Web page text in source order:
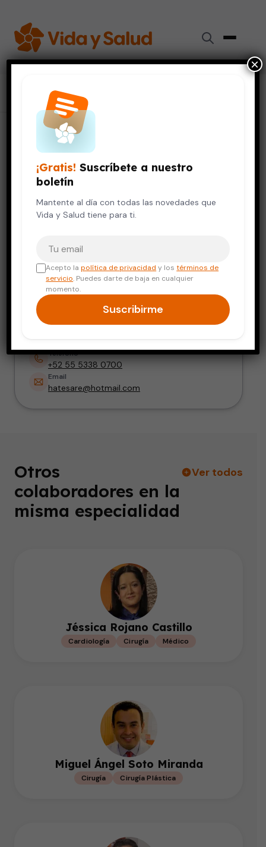
Colaboradores
Arana
Doctora
Cirugía Dentista
TÍTULOS ACADÉMICOS
Cirujana Dentista
Especialista en Medicina y Patología Bucal
Hospital HMG, Consultorio 211, Árbol del
Teléfono
+52 55 5338 0700
Email
hatesare@hotmail.com
Otros
colaboradores en la
misma especialidad
Ver todos
Jéssica Rojano Castillo
Cardiología Cirugía Médico
Miguel Ángel Soto Miranda
Cirugía Cirugía Plástica
¡Gratis! Suscríbete a nuestro
boletín
Mantente al día con todas las novedades que
Vida y Salud tiene para ti.
Acepto lapolítica de privacidad y lostérminos de
servicio. Puedes darte de baja en cualquier
momento.
Suscribirme
×